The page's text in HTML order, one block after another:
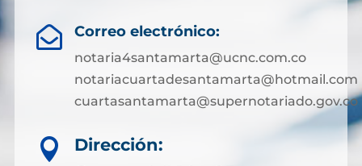
 Correo electrónico:
notaria4santamarta@ucnc.com.co
notariacuartadesantamarta@hotmail.com
cuartasantamarta@supernotariado.gov.co

Dirección: